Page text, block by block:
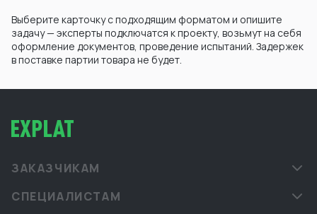
Выберите карточку с подходящим форматом и опишите
задачу — эксперты подключатся к проекту, возьмут на себя
оформление документов, проведение испытаний. Задержек
в поставке партии товара не будет.
ЗАКАЗЧИКАМ
СПЕЦИАЛИСТАМ